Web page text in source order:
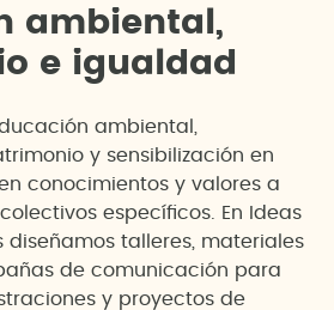
ambienta l,
o e igua dad
ambiental,
y sensibilización en
conocimientos y valores a
específicos. En Ideas
diseñamos talleres, materiales
de comunicación para
y proyectos de